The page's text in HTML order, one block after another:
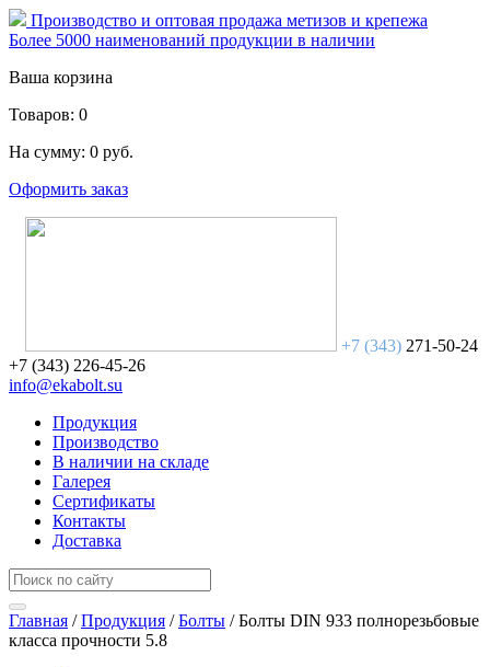
Производство и оптовая продажа метизов и крепежа
Более 5000 наименований продукции в наличии
Ваша корзина
Товаров: 0
На сумму: 0 руб.
Оформить заказ
+7 (343) 271-50-24
+7 (343) 226-45-26
info@ekabolt.su
Продукция
Производство
В наличии на складе
Галерея
Сертификаты
Контакты
Доставка
Главная /Продукция /Болты /Болты DIN 933 полнорезьбовые
класса прочности 5.8